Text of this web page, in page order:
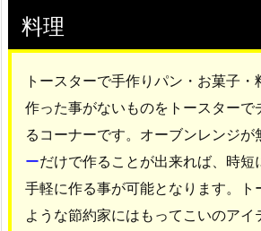
料理
トースターで手作りパン・お菓子
作った事がないものをトースターで
るコーナーです。オーブンレンジが
ーだけで作ることが出来れば、時短
手軽に作る事が可能となります。ト
ような節約家にはもってこいのアイ